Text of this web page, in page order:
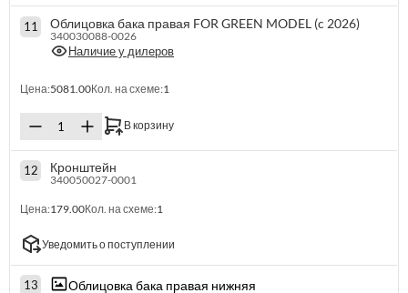
11 Облицовка бака правая FOR GREEN MODEL (c 2026)
340030088-0026
Наличие у дилеров
Цена:5081.00Кол. на схеме:1
В корзину
12 Кронштейн
340050027-0001
Цена:179.00Кол. на схеме:1
Уведомить о поступлении
13 Облицовка бака правая нижняя